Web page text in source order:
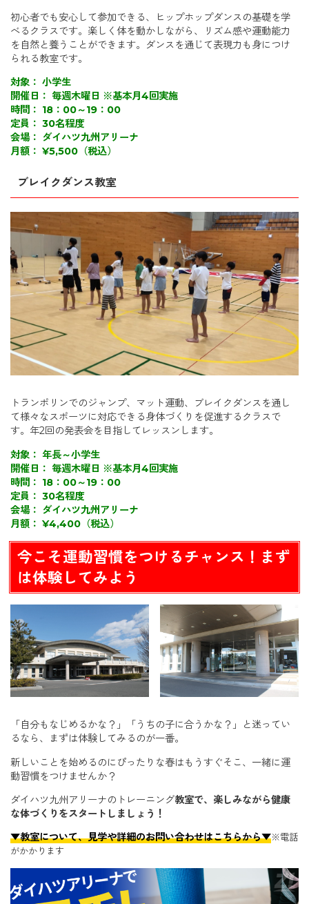
初心者でも安心して参加できる、ヒップホップダンスの基礎を学
べるクラスです。楽しく体を動かしながら、リズム感や運動能力
を自然と養うことができます。ダンスを通じて表現力も身につけ
られる教室です。
対象： 小学生
開催日： 毎週木曜日 ※基本月4回実施
時間： 18：00～19：00
定員： 30名程度
会場： ダイハツ九州アリーナ
月額： ¥5,500（税込）
ブレイクダンス教室
トランポリンでのジャンプ、マット運動、ブレイクダンスを通し
て様々なスポーツに対応できる身体づくりを促進するクラスで
す。年2回の発表会を目指してレッスンします。
対象： 年長～小学生
開催日： 毎週木曜日 ※基本月4回実施
時間： 18：00～19：00
定員： 30名程度
会場： ダイハツ九州アリーナ
月額： ¥4,400（税込）
今こそ運動習慣をつけるチャンス！まず
は体験してみよう
「自分もなじめるかな？」「うちの子に合うかな？」と迷ってい
るなら、まずは体験してみるのが一番。
新しいことを始めるのにぴったりな春はもうすぐそこ、一緒に運
動習慣をつけませんか？
ダイハツ九州アリーナのトレーニング教室で、楽しみながら健康
な体づくりをスタートしましょう！
▼教室について、見学や詳細のお問い合わせはこちらから▼※電話
がかかります